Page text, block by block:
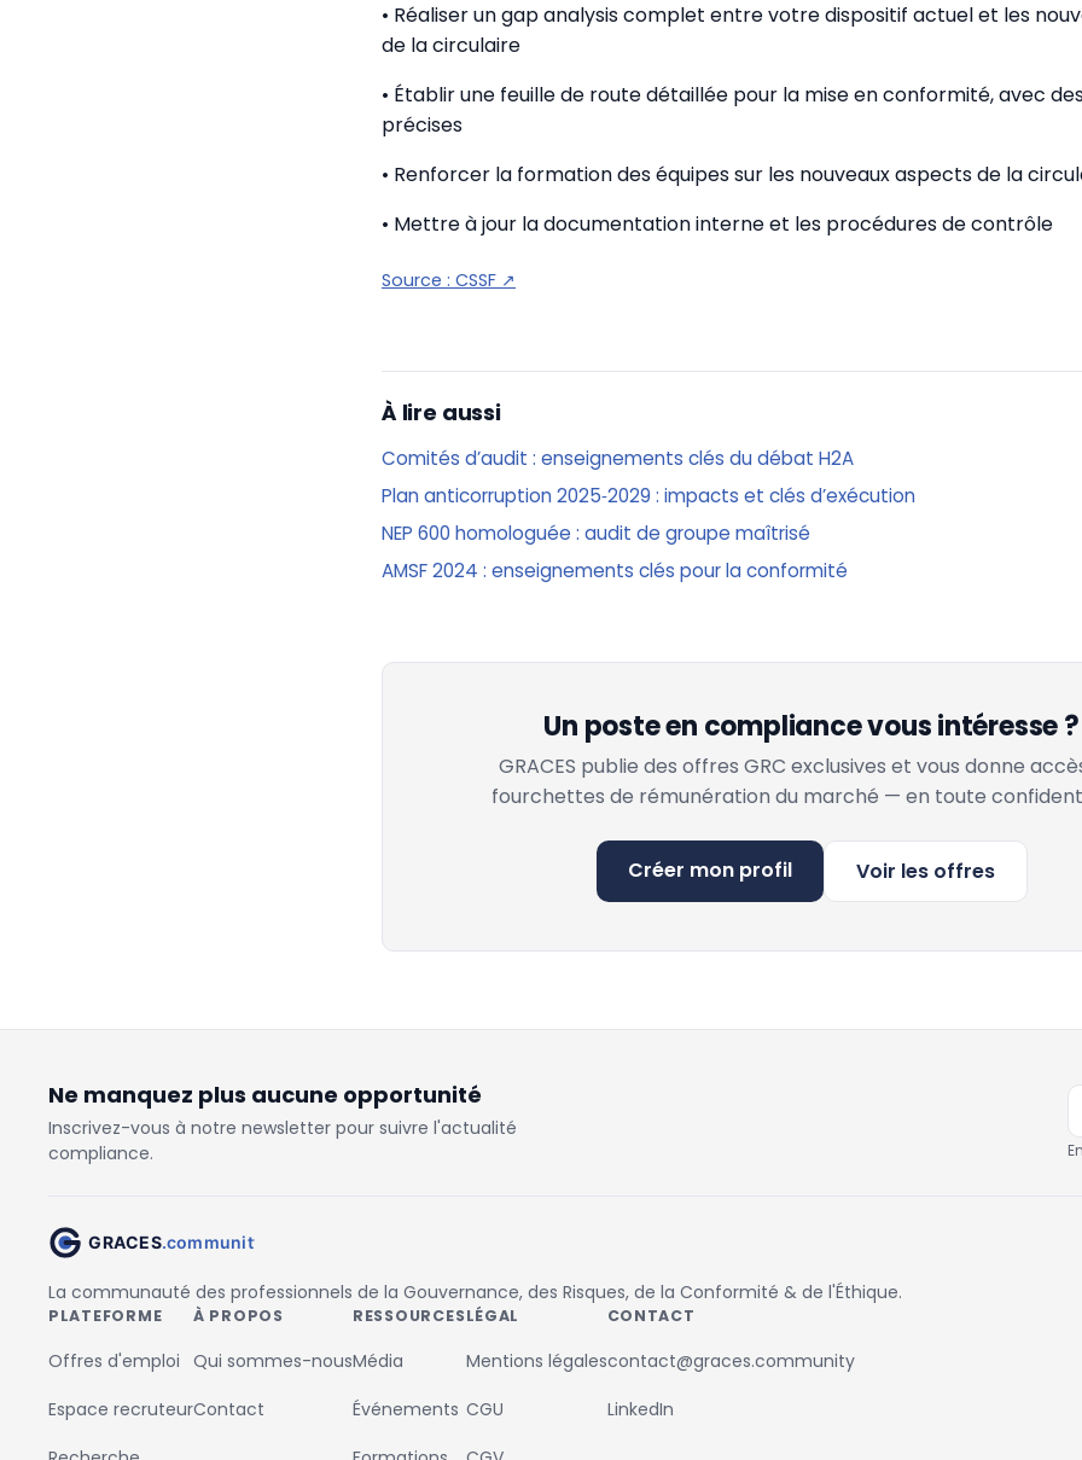
• Réaliser un gap analysis complet entre votre dispositif actuel et les
de la circulaire
• Établir une feuille de route détaillée pour la mise en conformité, avec
précises
• Renforcer la formation des équipes sur les nouveaux aspects de la
• Mettre à jour la documentation interne et les procédures de contrôle
Source : CSSF ↗
À lire aussi
Comités d’audit : enseignements clés du débat H2A
Plan anticorruption 2025‑2029 : impacts et clés d’exécution
NEP 600 homologuée : audit de groupe maîtrisé
AMSF 2024 : enseignements clés pour la conformité
Un poste en compliance vous intéresse ?
GRACES publie des offres GRC exclusives et vous donne
fourchettes de rémunération du marché — en toute
Créer mon profil Voir les offres
Ne manquez plus aucune opportunité
Inscrivez-vous à notre newsletter pour suivre l'actualité
compliance.
La communauté des professionnels de la Gouvernance, des Risques, de la Conformité & de l'Éthique.
PLATEFORME
Offres d'emploi
Espace recruteur
À PROPOS
Qui sommes-nous
Contact
RESSOURCES
Média
Événements
LÉGAL
Mentions légales
CGU
CONTACT
contact@graces.community
LinkedIn